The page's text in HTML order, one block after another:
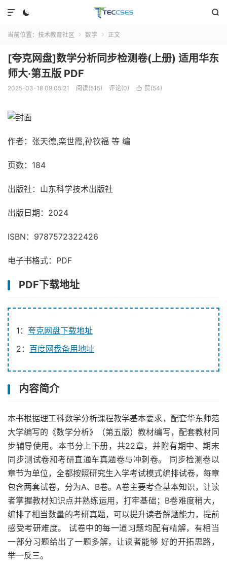
 

当前位置： 技术教育社区  数学  正文
[夸克网盘]数学分析同步检测卷(上册) 适用华东
师大·第五版 PDF
2025-03-18 09:05:21 阅读(515) 评论(0)  赞(54)
作者：张天德,栾世霞,孙钦福 等 编
页数：184
出版社：山东科学技术出版社
出版日期：2024
ISBN：9787572322426
电子书格式：PDF
PDF下载地址
1： 夸克网盘下载地址
2： 百度网盘备用地址
内容简介
本书根据理工科数学分析课程教学基本要求，配套华东师范
大学编写的《数学分析》（第五版）教材编写，配套教材同
步辅导使用。本书分上下册，共22章，并附有期中、期末
同步测试卷和考研直通车真题卷与冲刺卷。 同步检测卷以
章节为单位，全都按照研究生入学考试模式编排试卷，每章
包含两套试卷，分为A、B卷。A卷主要考查基本知识，让读
者掌握教材知识点并熟练运用，打牢基础；B卷难度稍大，
编排了相当数量的考研真题，可以提升读者解题能力，提前
感受考研难度。 试卷中的每一道习题均配有精解，有相当
一部分习题给出了一题多解，让读者能够 好的开拓思路，
举一反三。